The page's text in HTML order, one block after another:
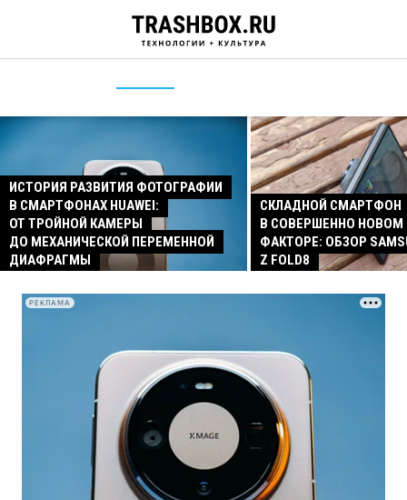
ИСТОРИЯ РАЗВИТИЯ ФОТОГРАФИИ
В СМАРТФОНАХ HUAWEI:
ОТ ТРОЙНОЙ КАМЕРЫ
ДО МЕХАНИЧЕСКОЙ ПЕРЕМЕННОЙ
ДИАФРАГМЫ
СКЛАДНОЙ СМАРТФОН
В СОВЕРШЕННО
ФАКТОРЕ: ОБЗОР
Z FOLD8
РЕКЛАМА